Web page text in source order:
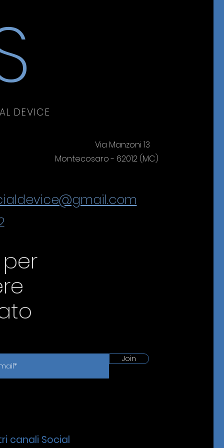
DEVICE
13
- 62012 (MC)
Join
canali Social